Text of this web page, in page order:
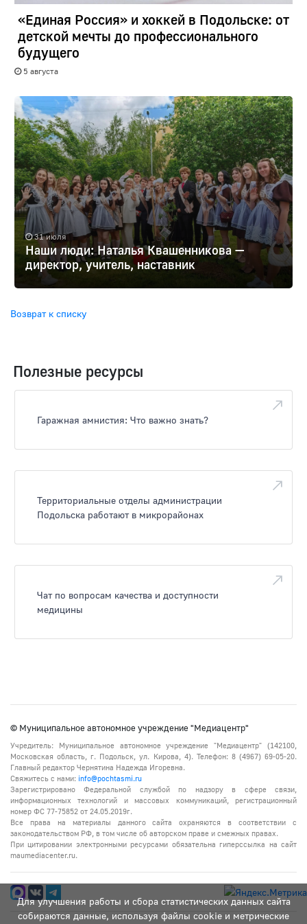
«Единая Россия» и хоккей в Подольске: от
детской мечты до профессионального
будущего
5 августа
31 июля
Наши люди: Наталья Квашенникова —
директор, учитель, наставник
Возврат к списку
Полезные ресурсы
Гаражная амнистия: Что важно знать?
Территориальные отделы администрации
Подольска работают в микрорайонах
Чат по вопросам качества и доступности
медицины
Для улучшения работы и сбора статистических данных сайта
собираются данные, используя файлы cookie и метрические
© Муниципальное автономное учреждение "Медиацентр"
Учредитель: Муниципальное автономное учреждение "Медиацентр" (142100,
Московская область, г. Подольск, ул. Кирова, 4). Телефон: 8 (4967) 69-05-20.
Главный редактор Чернятина Надежда Игоревна.
Свяжитесь с нами: info@pochtasmi.ru
Зарегистрировано Федеральной службой по надзору в сфере связи,
информационных технологий и массовых коммуникаций, регистрационный
номер ФС 77-75852 от 24.05.2019г.
Все права на материалы данного сайта охраняются в соответствии с
законодательством РФ, в том числе об авторском праве и смежных правах.
При цитировании электронными ресурсами обязательна гиперссылка на сайт
maumediacenter.ru.